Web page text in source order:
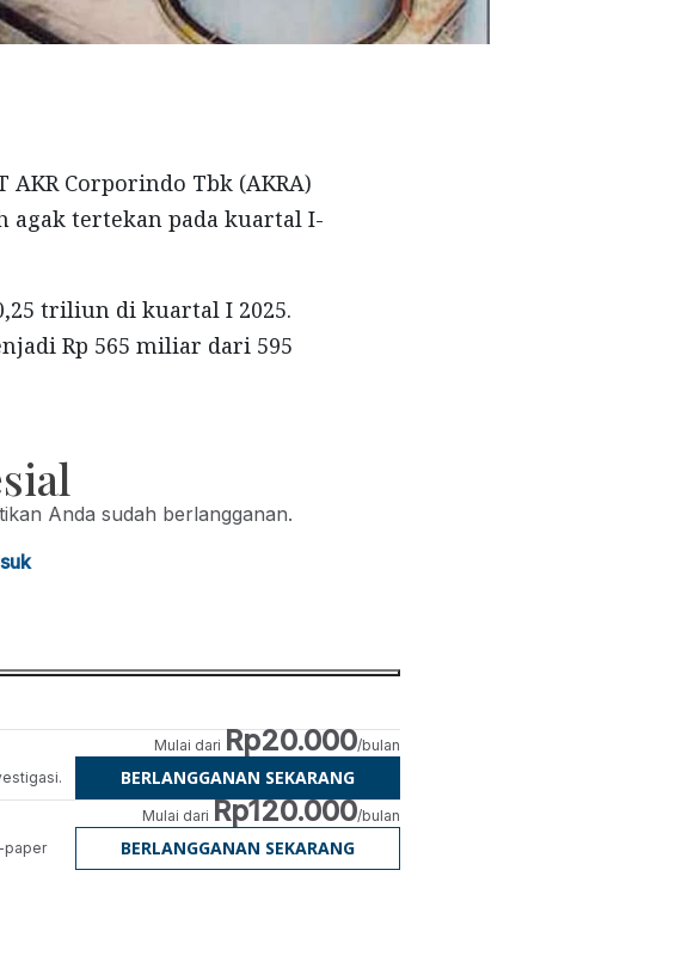
Corporindo Tbk (AKRA)
agak tertekan pada kuartal I-
triliun di kuartal I 2025.
Rp 565 miliar dari 595
Anda sudah berlangganan.
Mulai dari Rp20.000/bulan
BERLANGGANAN SEKARANG
paper
Mulai dari Rp120.000/bulan
BERLANGGANAN SEKARANG